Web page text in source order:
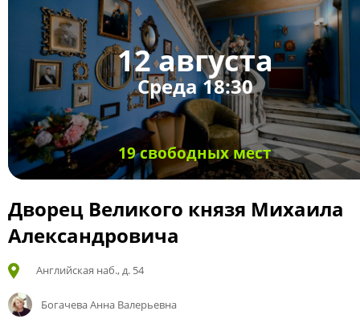
12 августа
Среда 18:30
19 свободных мест
Дворец Великого князя Михаила
Александровича
Английская наб., д. 54
Богачева Анна Валерьевна